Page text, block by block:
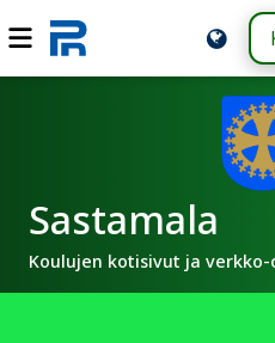
Sastamala
Koulujen kotisivut ja